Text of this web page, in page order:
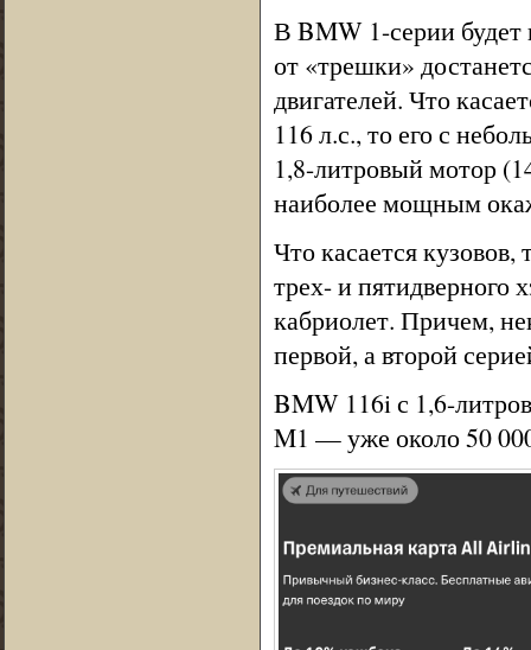
В BMW 1-серии будет
от «трешки»
двигателей. Что
116 л.с., то его с
1,8-литровый мотор
наиболее мощным
Что касается кузовов,
трех- и пятидверного
кабриолет. Причем,
первой, а второй
BMW 116i с 1,6-
M1 — уже около 50